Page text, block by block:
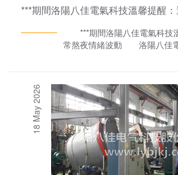
***期間洛陽八佳電氣科技
常熬夜情緒波動 洛陽八佳
產、銷售的中青年***技術隊伍.
火熱開賽，大家也都在熬夜享
那么小編也提醒大家：很多人
不規律的作息、不充足的睡眠
體機能出現問題。 夏季炎
動就大，再加上熬夜看球、飲
抗力下降，引發“***綜合征”。
18 May 2026